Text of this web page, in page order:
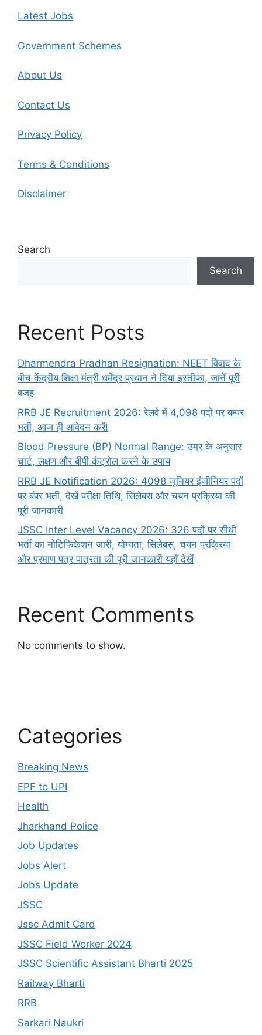
Latest Jobs
Government Schemes
About Us
Contact Us
Privacy Policy
Terms & Conditions
Disclaimer
Search
Search
Recent Posts
Dharmendra Pradhan Resignation: NEET विवाद के
बीच केंद्रीय शिक्षा मंत्री धर्मेंद्र प्रधान ने दिया इस्तीफा, जानें पूरी
वजह
RRB JE Recruitment 2026: रेलवे में 4,098 पदों पर बम्पर
भर्ती, आज ही आवेदन करें!
Blood Pressure (BP) Normal Range: उम्र के अनुसार
चार्ट, लक्षण और बीपी कंट्रोल करने के उपाय
RRB JE Notification 2026: 4098 जूनियर इंजीनियर पदों
पर बंपर भर्ती, देखें परीक्षा तिथि, सिलेबस और चयन प्रक्रिया की
पूरी जानकारी
JSSC Inter Level Vacancy 2026: 326 पदों पर सीधी
भर्ती का नोटिफिकेशन जारी, योग्यता, सिलेबस, चयन प्रक्रिया
और प्रमाण पत्र पात्रता की पूरी जानकारी यहाँ देखें
Recent Comments
No comments to show.
Categories
Breaking News
EPF to UPI
Health
Jharkhand Police
Job Updates
Jobs Alert
Jobs Update
JSSC
Jssc Admit Card
JSSC Field Worker 2024
JSSC Scientific Assistant Bharti 2025
Railway Bharti
RRB
Sarkari Naukri